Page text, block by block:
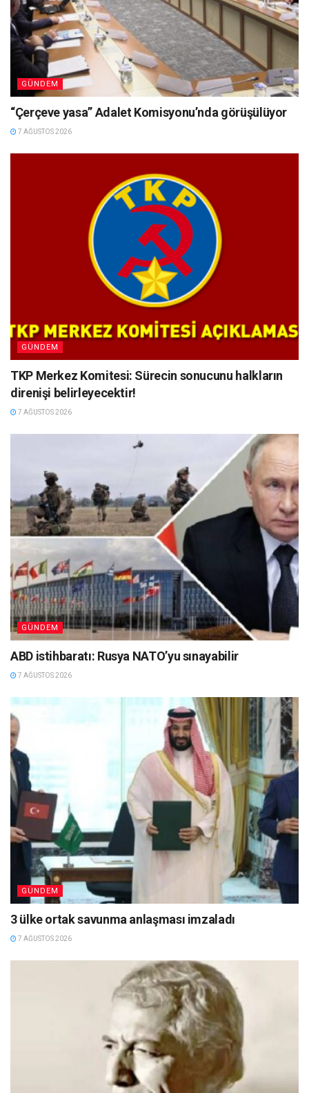
GÜNDEM
“Çerçeve yasa” Adalet Komisyonu’nda görüşülüyor
7 AĞUSTOS 2026
GÜNDEM
TKP Merkez Komitesi: Sürecin sonucunu halkların
direnişi belirleyecektir!
7 AĞUSTOS 2026
GÜNDEM
ABD istihbaratı: Rusya NATO’yu sınayabilir
7 AĞUSTOS 2026
GÜNDEM
3 ülke ortak savunma anlaşması imzaladı
7 AĞUSTOS 2026